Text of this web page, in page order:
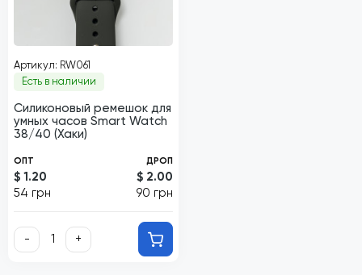
Артикул: RW061
Есть в наличии
Силиконовый ремешок для
умных часов Smart Watch
38/40 (Хаки)
ОПТ
$ 1.20
54 грн
ДРОП
$ 2.00
90 грн
- +